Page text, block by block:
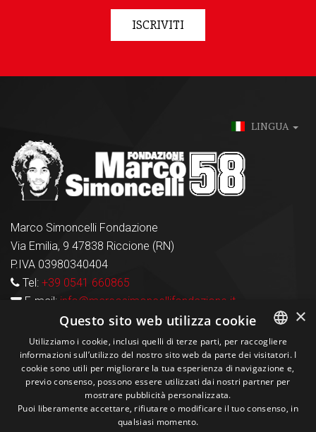
ISCRIVITI
LINGUA
Marco Simoncelli Fondazione
Via Emilia, 9 47838 Riccione (RN)
P.IVA 03980340404
Tel: +39 0541 660865
E-mail: info@marcosimoncellifondazione.it
Carte Accettate
Seguici sui social
ITALIAN
ENGLISH
×
Questo sito web utilizza cookie
Utilizziamo i cookie, inclusi quelli di terze parti, per raccogliere
informazioni sull’utilizzo del nostro sito web da parte dei visitatori. I
cookie sono utili per migliorare la tua esperienza di navigazione e,
previo consenso, possono essere utilizzati dai nostri partner per
mostrare pubblicità personalizzata.
Puoi liberamente accettare, rifiutare o modificare il tuo consenso, in
qualsiasi momento.